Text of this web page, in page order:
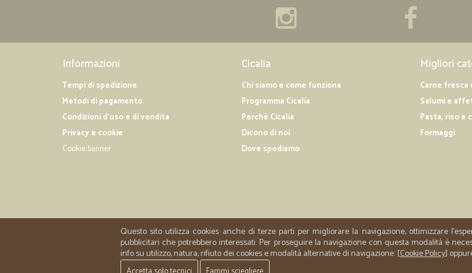
Molto
ma
Tutto
Tutto perfetto
Informazioni
Tempi di spedizione
Metodi di pagamento
Condizioni d'uso e di vendita
Privacy e cookie
Cookie banner
Cicalia
Chi siamo e come funziona
Programma Cicalia
Perché Cicalia
Dicono di noi
Dove spediamo
Migliori
Carne fresca
Salumi e
Pasta, riso e
Formaggi
Questo sito utilizza cookies anche di terze parti per migliorare la navigazione, ottimizzare
pubblicitari che potrebbero interessati. Per proseguire la navigazione con questa modalità è
info su utilizzo, natura, rifiuto dei cookies e modalità alternative di navigazione: [Cookie Policy]